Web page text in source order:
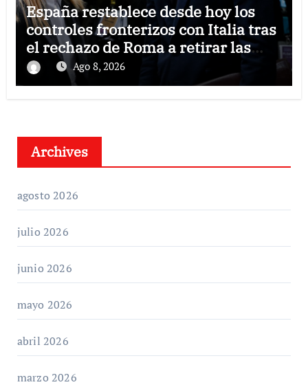
España restablece desde hoy los
controles fronterizos con Italia tras
el rechazo de Roma a retirar las
restricciones
Ago 8, 2026
Archives
agosto 2026
julio 2026
junio 2026
mayo 2026
abril 2026
marzo 2026